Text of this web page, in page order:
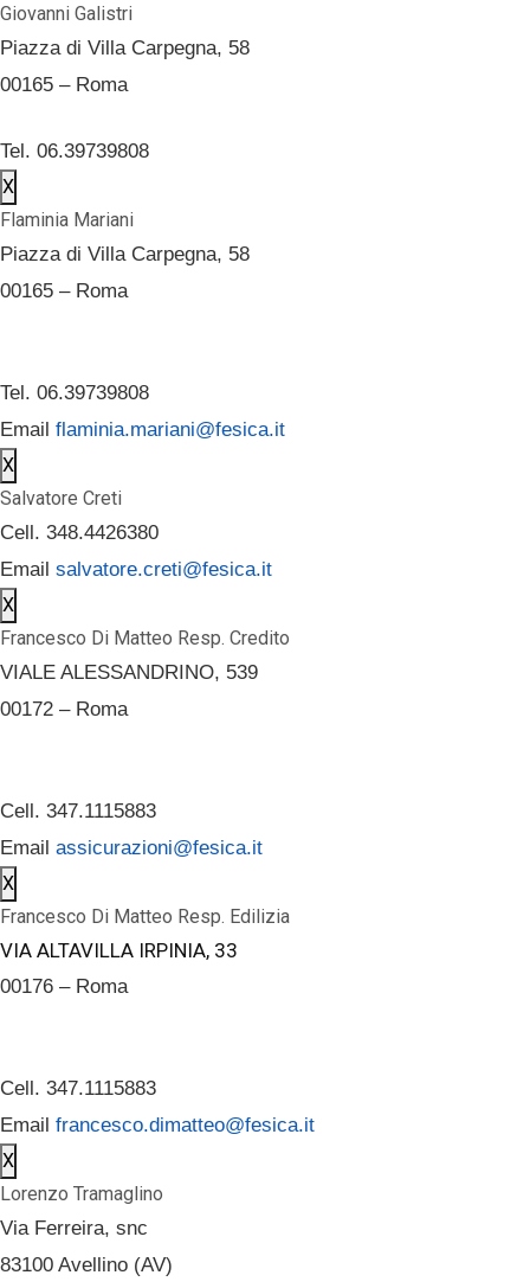
Giovanni Galistri
Piazza di Villa Carpegna, 58
00165 – Roma
Tel. 06.39739808
X
Flaminia Mariani
Piazza di Villa Carpegna, 58
00165 – Roma
Tel. 06.39739808
Email flaminia.mariani@fesica.it
X
Salvatore Creti
Cell. 348.4426380
Email salvatore.creti@fesica.it
X
Francesco Di Matteo Resp. Credito
VIALE ALESSANDRINO, 539
00172 – Roma
Cell. 347.1115883
Email assicurazioni@fesica.it
X
Francesco Di Matteo Resp. Edilizia
VIA ALTAVILLA IRPINIA, 33
00176 – Roma
Cell. 347.1115883
Email francesco.dimatteo@fesica.it
X
Lorenzo Tramaglino
Via Ferreira, snc
83100 Avellino (AV)